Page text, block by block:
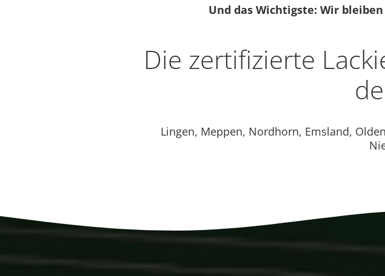
Und das Wichtigste: Wir
Die zertifizierte
Lingen, Meppen, Nordhorn, Emsland,